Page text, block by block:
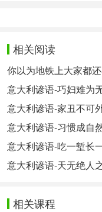
相关阅读
你以为地铁上大家都
意大利谚语-巧妇难为
意大利谚语-家丑不可
意大利谚语-习惯成自
意大利谚语-吃一堑长
意大利谚语-天无绝人
相关课程